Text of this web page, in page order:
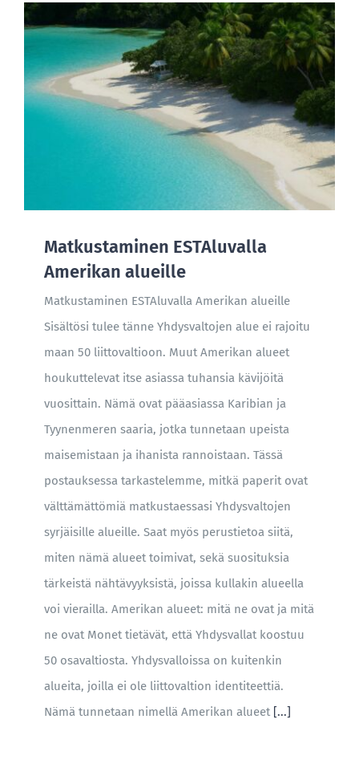
Matkustaminen ESTAluvalla
Amerikan alueille
Matkustaminen ESTAluvalla Amerikan alueille
Sisältösi tulee tänne Yhdysvaltojen alue ei rajoitu
maan 50 liittovaltioon. Muut Amerikan alueet
houkuttelevat itse asiassa tuhansia kävijöitä
vuosittain. Nämä ovat pääasiassa Karibian ja
Tyynenmeren saaria, jotka tunnetaan upeista
maisemistaan ja ihanista rannoistaan. Tässä
postauksessa tarkastelemme, mitkä paperit ovat
välttämättömiä matkustaessasi Yhdysvaltojen
syrjäisille alueille. Saat myös perustietoa siitä,
miten nämä alueet toimivat, sekä suosituksia
tärkeistä nähtävyyksistä, joissa kullakin alueella
voi vierailla. Amerikan alueet: mitä ne ovat ja mitä
ne ovat Monet tietävät, että Yhdysvallat koostuu
50 osavaltiosta. Yhdysvalloissa on kuitenkin
alueita, joilla ei ole liittovaltion identiteettiä.
Nämä tunnetaan nimellä Amerikan alueet [...]